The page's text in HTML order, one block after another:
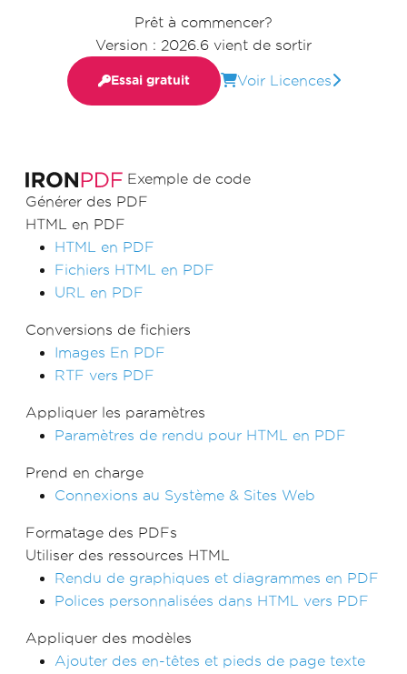
Exemple de code
Générer des PDF
HTML en PDF
HTML en PDF
Fichiers HTML en PDF
URL en PDF
Conversions de fichiers
Images En PDF
RTF vers PDF
Appliquer les paramètres
Paramètres de rendu pour HTML en PDF
Prend en charge
Connexions au Système & Sites Web
Formatage des PDFs
Utiliser des ressources HTML
Rendu de graphiques et diagrammes en PDF
Polices personnalisées dans HTML vers PDF
Appliquer des modèles
Ajouter des en-têtes et pieds de page texte
Prêt à commencer?
Version : 2026.6 vient de sortir
Essai gratuit Voir Licences